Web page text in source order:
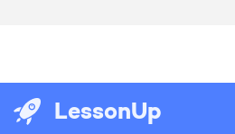
LessonUp